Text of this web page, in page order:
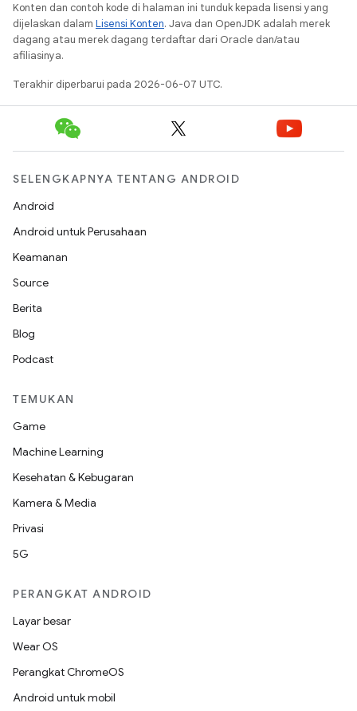
Konten dan contoh kode di halaman ini tunduk kepada lisensi yang
dijelaskan dalam Lisensi Konten. Java dan OpenJDK adalah merek
dagang atau merek dagang terdaftar dari Oracle dan/atau
afiliasinya.
Terakhir diperbarui pada 2026-06-07 UTC.
SELENGKAPNYA TENTANG ANDROID
Android
Android untuk Perusahaan
Keamanan
Source
Berita
Blog
Podcast
TEMUKAN
Game
Machine Learning
Kesehatan & Kebugaran
Kamera & Media
Privasi
5G
PERANGKAT ANDROID
Layar besar
Wear OS
Perangkat ChromeOS
Android untuk mobil